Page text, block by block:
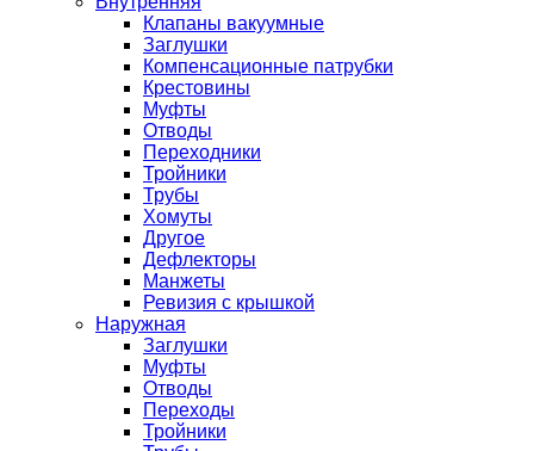
Клапаны вакуумные
Заглушки
Компенсационные патрубки
Крестовины
Муфты
Отводы
Переходники
Тройники
Трубы
Хомуты
Другое
Дефлекторы
Манжеты
Ревизия с крышкой
Наружная
Заглушки
Муфты
Отводы
Переходы
Тройники